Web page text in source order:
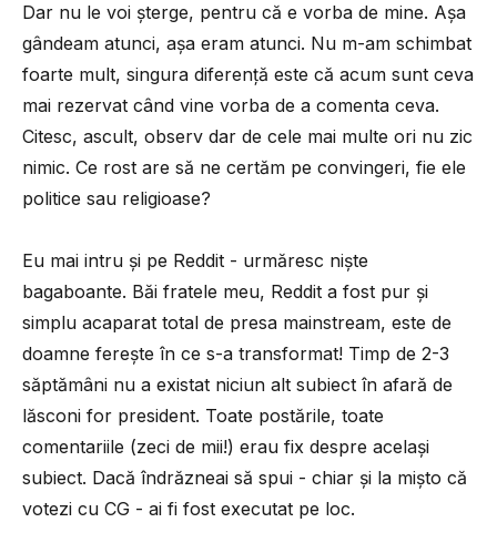
Dar nu le voi șterge, pentru că e vorba de mine. Așa
gândeam atunci, așa eram atunci. Nu m-am schimbat
foarte mult, singura diferență este că acum sunt ceva
mai rezervat când vine vorba de a comenta ceva.
Citesc, ascult, observ dar de cele mai multe ori nu zic
nimic. Ce rost are să ne certăm pe convingeri, fie ele
politice sau religioase?
Eu mai intru și pe Reddit - urmăresc niște
bagaboante. Băi fratele meu, Reddit a fost pur și
simplu acaparat total de presa mainstream, este de
doamne ferește în ce s-a transformat! Timp de 2-3
săptămâni nu a existat niciun alt subiect în afară de
lăsconi for president. Toate postările, toate
comentariile (zeci de mii!) erau fix despre același
subiect. Dacă îndrăzneai să spui - chiar și la mișto că
votezi cu CG - ai fi fost executat pe loc.